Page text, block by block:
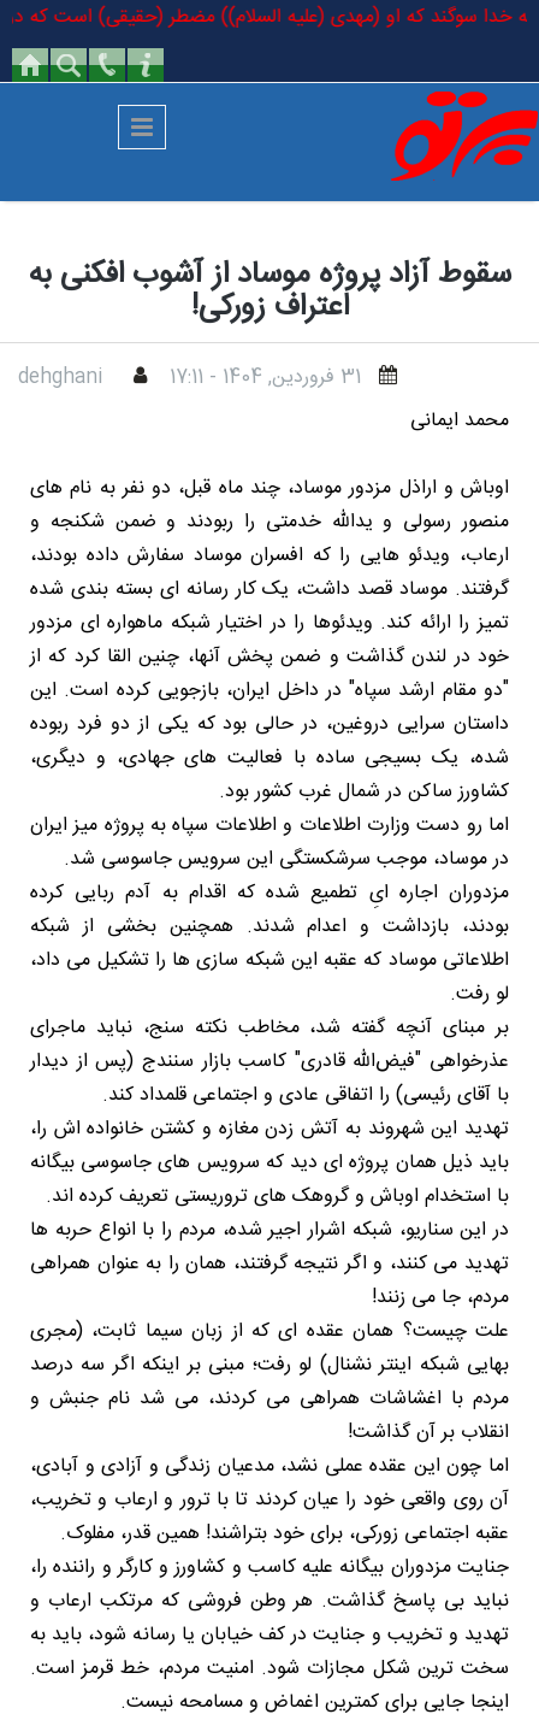
رفتن به محتوای اصلی
به خدا سوگند که او (مهدی (علیه السلام)) مضطر (حقیقی) است که در
سقوط آزاد پروژه موساد از آشوب افکنی به
اعتراف زورکی!
31 فروردين, 1404 - 17:11
dehghani
محمد ایمانی
اوباش و اراذل مزدور موساد، چند ماه قبل، دو نفر به نام های
منصور رسولی و یدالله خدمتی را ربودند و ضمن شکنجه و
ارعاب، ویدئو هایی را که افسران موساد سفارش داده بودند،
گرفتند. موساد قصد داشت، یک کار رسانه ای بسته بندی شده
تمیز را ارائه کند. ویدئوها را در اختیار شبکه ماهواره ای مزدور
خود در لندن گذاشت و ضمن پخش آنها، چنین القا کرد که از
"دو مقام ارشد سپاه" در داخل ایران، بازجویی کرده است. این
داستان سرایی دروغین، در حالی بود که یکی از دو فرد ربوده
شده، یک بسیجی ساده با فعالیت های جهادی، و دیگری،
کشاورز ساکن در شمال غرب کشور بود.
اما رو دست وزارت اطلاعات و اطلاعات سپاه به پروژه میز ایران
در موساد، موجب سرشکستگی این سرویس جاسوسی شد.
مزدوران اجاره ایِ تطمیع شده که اقدام به آدم ربایی کرده
بودند، بازداشت و اعدام شدند. همچنین بخشی از شبکه
اطلاعاتی موساد که عقبه این شبکه سازی ها را تشکیل می داد،
لو رفت.
بر مبنای آنچه گفته شد، مخاطب نکته سنج، نباید ماجرای
عذرخواهی "فیض‌الله قادری" کاسب بازار سنندج (پس از دیدار
با آقای رئیسی) را اتفاقی عادی و اجتماعی قلمداد کند.
تهدید این شهروند به آتش زدن مغازه و کشتن خانواده اش را،
باید ذیل همان پروژه ای دید که سرویس های جاسوسی بیگانه
با استخدام اوباش و گروهک های تروریستی تعریف کرده اند.
در این سناریو، شبکه اشرار اجیر شده، مردم را با انواع حربه ها
تهدید می کنند، و اگر نتیجه گرفتند، همان را به عنوان همراهی
مردم، جا می زنند!
علت چیست؟ همان عقده ای که از زبان سیما ثابت، (مجری
بهایی شبکه اینتر نشنال) لو رفت؛ مبنی بر اینکه اگر سه درصد
مردم با اغشاشات همراهی می کردند، می شد نام جنبش و
انقلاب بر آن گذاشت!
اما چون این عقده عملی نشد، مدعیان زندگی و آزادی و آبادی،
آن روی واقعی خود را عیان کردند تا با ترور و ارعاب و تخریب،
عقبه اجتماعی زورکی، برای خود بتراشند! همین قدر، مفلوک.
جنایت مزدوران بیگانه علیه کاسب و کشاورز و کارگر و راننده را،
نباید بی پاسخ گذاشت. هر وطن فروشی که مرتکب ارعاب و
تهدید و تخریب و جنایت در کف خیابان یا رسانه شود، باید به
سخت ترین شکل مجازات شود. امنیت مردم، خط قرمز است.
اینجا جایی برای کمترین اغماض و مسامحه نیست.